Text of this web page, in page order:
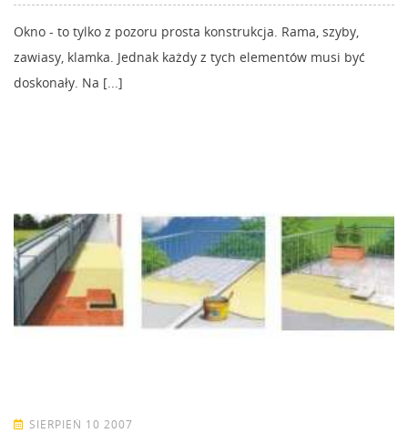
Okno - to tylko z pozoru prosta konstrukcja. Rama, szyby,
zawiasy, klamka. Jednak każdy z tych elementów musi być
doskonały. Na [...]
SIERPIEŃ 10 2007